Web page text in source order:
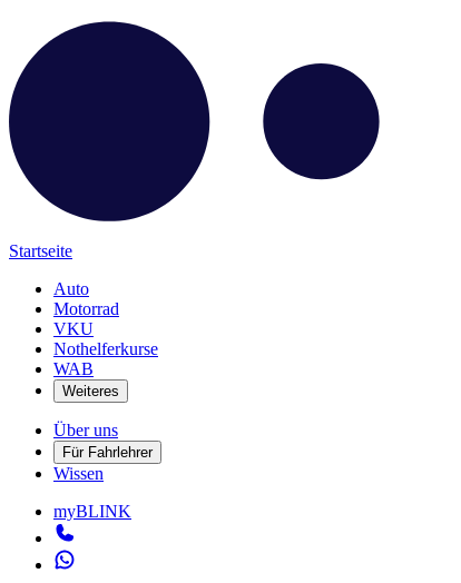
Startseite
Auto
Motorrad
VKU
Nothelferkurse
WAB
Weiteres
Über uns
Für Fahrlehrer
Wissen
myBLINK